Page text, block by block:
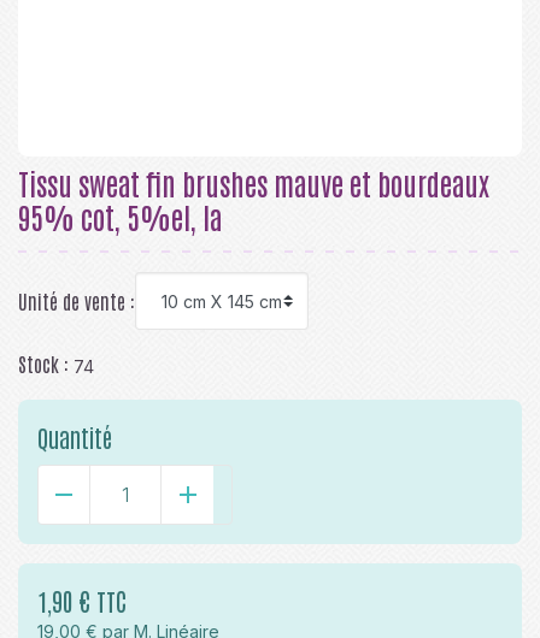
Tissu sweat fin brushes mauve et bourdeaux
95% cot, 5%el, la
Unité de vente :
Stock : 74
Quantité
- +
1,90 € TTC
19,00 € par M. Linéaire